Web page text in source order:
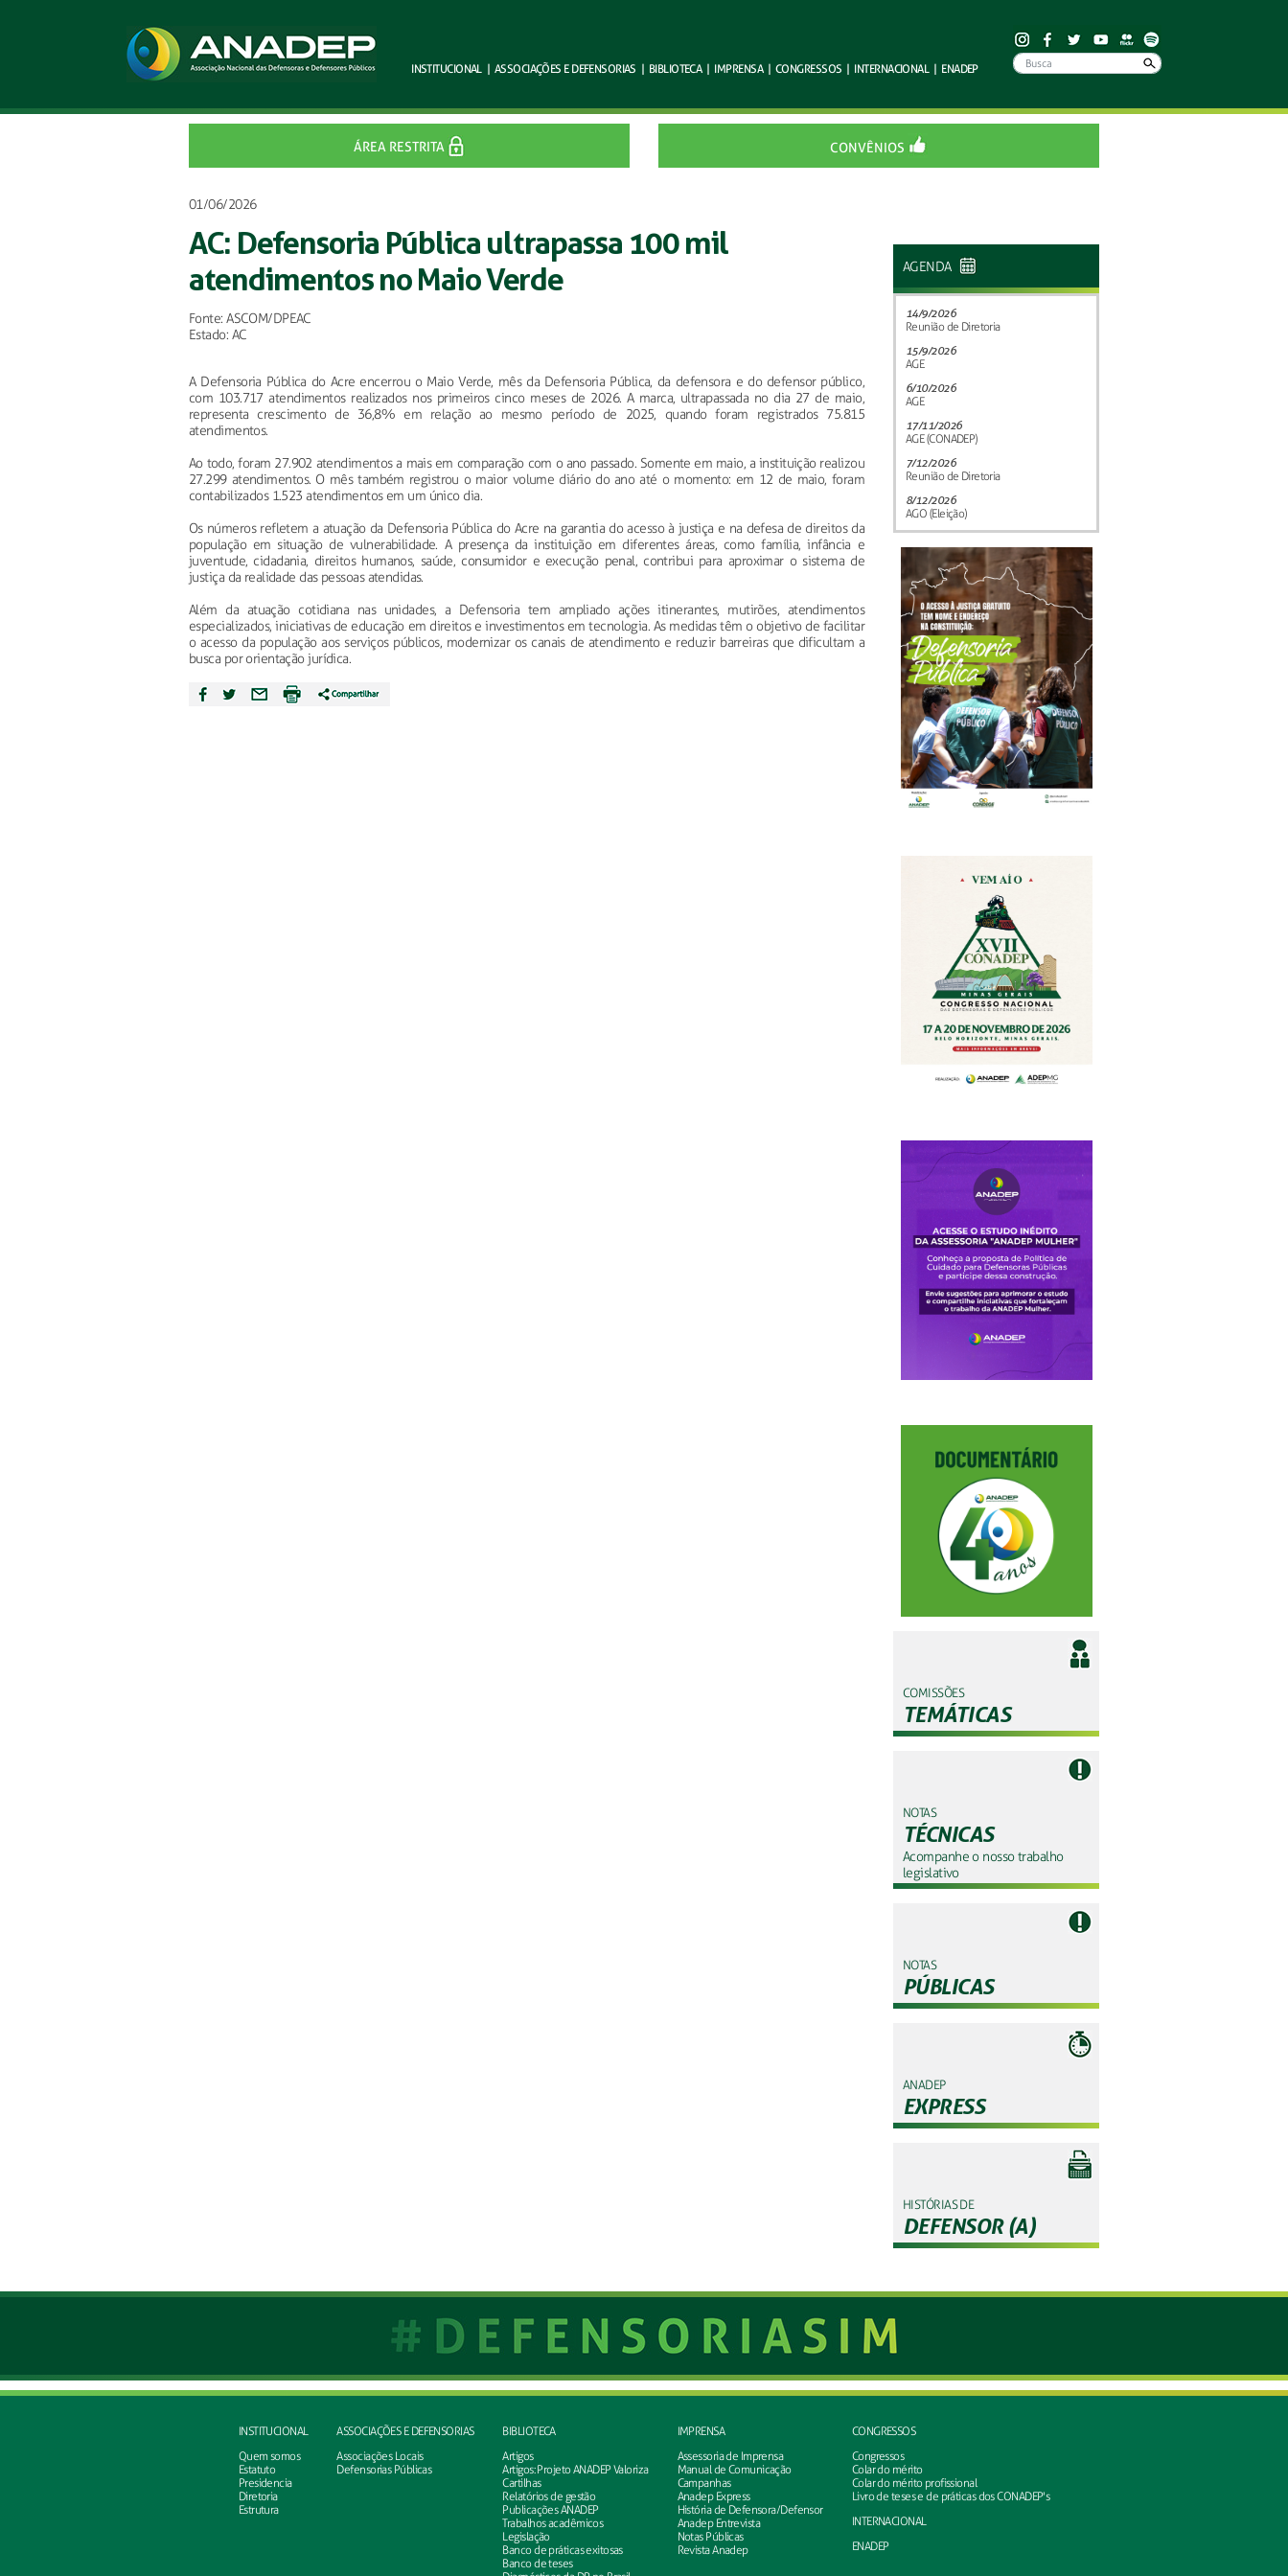
INSTITUCIONAL | ASSOCIAÇÕES EDEFENSORIAS | BIBLIOTECA | IMPRENSA | CONGRESSOS | INTERNACIONAL | ENADEP
ÁREA RESTRITA CONVÊNIOS
01/06/2026
AC: Defensoria Pública ultrapassa 100 mil
atendimentos no Maio Verde
Fonte: ASCOM/DPEAC
Estado: AC
A Defensoria Pública do Acre encerrou o Maio Verde, mês da Defensoria Pública, da defensora e do defensor público,
com 103.717 atendimentos realizados nos primeiros cinco meses de 2026. A marca, ultrapassada no dia 27 de maio,
representa crescimento de 36,8% em relação ao mesmo período de 2025, quando foram registrados 75.815
atendimentos.
Ao todo, foram 27.902 atendimentos a mais em comparação com o ano passado. Somente em maio, a instituição realizou
27.299 atendimentos. O mês também registrou o maior volume diário do ano até o momento: em 12 de maio, foram
contabilizados 1.523 atendimentos em um único dia.
Os números refletem a atuação da Defensoria Pública do Acre na garantia do acesso à justiça e na defesa de direitos da
população em situação de vulnerabilidade. A presença da instituição em diferentes áreas, como família, infância e
juventude, cidadania, direitos humanos, saúde, consumidor e execução penal, contribui para aproximar o sistema de
justiça da realidade das pessoas atendidas.
Além da atuação cotidiana nas unidades, a Defensoria tem ampliado ações itinerantes, mutirões, atendimentos
especializados, iniciativas de educação em direitos e investimentos em tecnologia. As medidas têm o objetivo de facilitar
o acesso da população aos serviços públicos, modernizar os canais de atendimento e reduzir barreiras que dificultam a
busca por orientação jurídica.
AGENDA
14/9/2026
Reunião de Diretoria
15/9/2026
AGE
6/10/2026
AGE
17/11/2026
AGE (CONADEP)
7/12/2026
Reunião de Diretoria
8/12/2026
AGO (Eleição)
COMISSÕES
TEMÁTICAS
NOTAS
TÉCNICAS
Acompanhe o nosso trabalho
legislativo
NOTAS
PÚBLICAS
ANADEP
EXPRESS
HISTÓRIAS DE
DEFENSOR (A)
INSTITUCIONAL
Quem somos
Estatuto
Presidencia
Diretoria
Estrutura
ASSOCIAÇÕES E DEFENSORIAS
Associações Locais
Defensorias Públicas
BIBLIOTECA
Artigos
Artigos: Projeto ANADEP Valoriza
Cartilhas
Relatórios de gestão
Publicações ANADEP
Trabalhos acadêmicos
Legislação
Banco de práticas exitosas
Banco de teses
IMPRENSA
Assessoria de Imprensa
Manual de Comunicação
Campanhas
Anadep Express
História de Defensora/Defensor
Anadep Entrevista
Notas Públicas
Revista Anadep
CONGRESSOS
Congressos
Colar do mérito
Colar do mérito profissional
Livro de teses e de práticas dos CONADEP's
INTERNACIONAL
ENADEP